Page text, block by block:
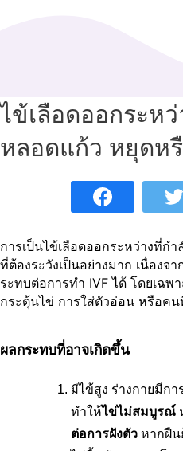
ไข้เลือดออกระห
หลอดแก้ว หยุดห
การเป็นไข้เลือดออกระหว่างที่กำ
ที่ต้องระวังเป็นอย่างมาก เนื่องจ
ระทบต่อการทำ IVF ได้ โดยเฉพ
กระตุ้นไข่ การใส่ตัวอ่อน หรือคน
ผลกระทบที่อาจเกิดขึ้น
มีไข้สูง ร่างกายมีก
ทำให้ไข่ไม่สมบูรณ์
ต่อการฝังตัว หากฝืน